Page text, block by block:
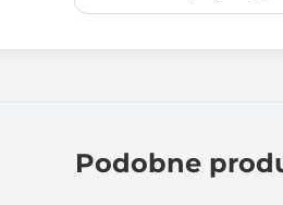
Bezprzewodowe żelazko parowe
Podobne